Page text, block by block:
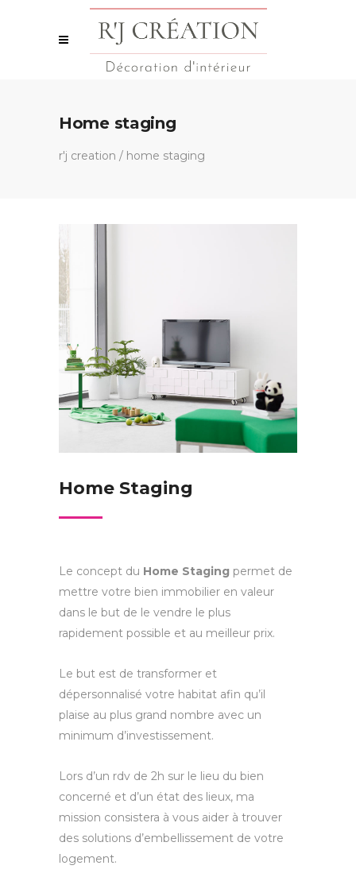
Home staging
r'j creation / home staging
Home Staging
Le concept du Home Staging permet de
mettre votre bien immobilier en valeur
dans le but de le vendre le plus
rapidement possible et au meilleur prix.
Le but est de transformer et
dépersonnalisé votre habitat afin qu’il
plaise au plus grand nombre avec un
minimum d’investissement.
Lors d’un rdv de 2h sur le lieu du bien
concerné et d’un état des lieux, ma
mission consistera à vous aider à trouver
des solutions d’embellissement de votre
logement.